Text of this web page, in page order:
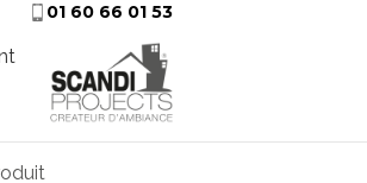
01 60 66 01 53